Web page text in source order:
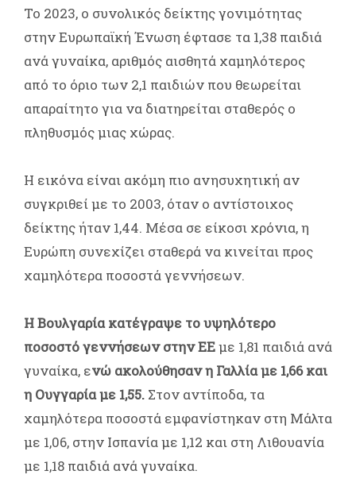
Το 2023, ο συνολικός δείκτης γονιμότητας
στην Ευρωπαϊκή Ένωση έφτασε τα 1,38 παιδιά
ανά γυναίκα, αριθμός αισθητά χαμηλότερος
από το όριο των 2,1 παιδιών που θεωρείται
απαραίτητο για να διατηρείται σταθερός ο
πληθυσμός μιας χώρας.
Η εικόνα είναι ακόμη πιο ανησυχητική αν
συγκριθεί με το 2003, όταν ο αντίστοιχος
δείκτης ήταν 1,44. Μέσα σε είκοσι χρόνια, η
Ευρώπη συνεχίζει σταθερά να κινείται προς
χαμηλότερα ποσοστά γεννήσεων.
Η Βουλγαρία κατέγραψε το υψηλότερο
ποσοστό γεννήσεων στην ΕΕμε 1,81 παιδιά ανά
γυναίκα, ενώ ακολούθησαν η Γαλλία με 1,66 και
η Ουγγαρία με 1,55. Στον αντίποδα, τα
χαμηλότερα ποσοστά εμφανίστηκαν στη Μάλτα
με 1,06, στην Ισπανία με 1,12 και στη Λιθουανία
με 1,18 παιδιά ανά γυναίκα.